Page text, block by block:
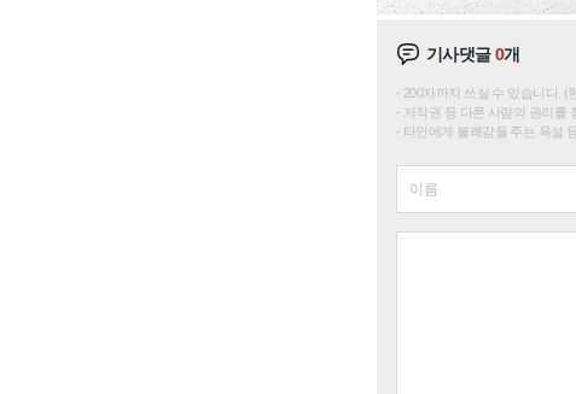
기사댓글0개
200자까지 쓰실 수 있습니다. (
저작권 등 다른 사람의 권리를
타인에게 불쾌감을 주는 욕설